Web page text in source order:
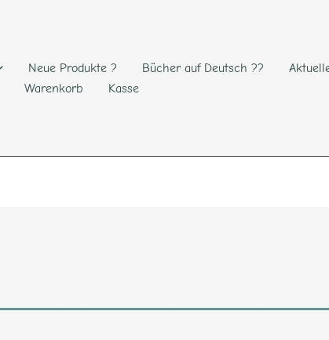
Neue Produkte ? Bücher auf Deutsch ??
Warenkorb Kasse